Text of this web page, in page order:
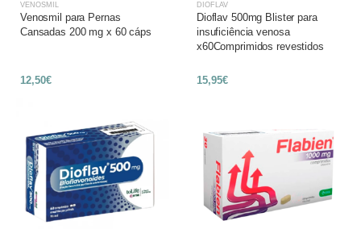
VENOSMIL
Venosmil para Pernas
Cansadas 200 mg x 60 cáps
12,50€
DIOFLAV
Dioflav 500mg Blister para
insuficiência venosa
x60Comprimidos revestidos
15,95€